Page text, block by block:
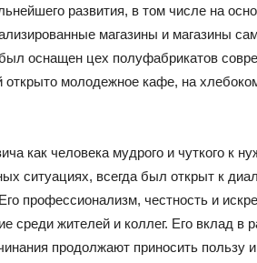
развития, в том числе на
магазины и магазины
оснащен цех полуфабрикатов
открыто молодежное кафе, на
как человека мудрого и чуткого к
ситуациях, всегда был открыт к
профессионализм, честность и
среди жителей и коллег. Его вклад в
продолжают приносить пользу и